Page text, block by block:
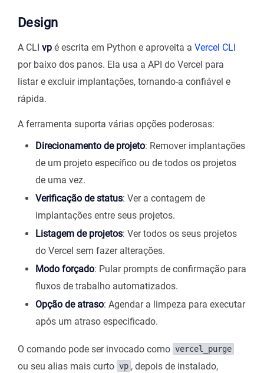
Design
A CLI vp é escrita em Python e aproveita a Vercel CLI
por baixo dos panos. Ela usa a API do Vercel para
listar e excluir implantações, tornando-a confiável e
rápida.
A ferramenta suporta várias opções poderosas:
Direcionamento de projeto: Remover implantações
de um projeto específico ou de todos os projetos
de uma vez.
Verificação de status: Ver a contagem de
implantações entre seus projetos.
Listagem de projetos: Ver todos os seus projetos
do Vercel sem fazer alterações.
Modo forçado: Pular prompts de confirmação para
fluxos de trabalho automatizados.
Opção de atraso: Agendar a limpeza para executar
após um atraso especificado.
O comando pode ser invocado como vercel_purge
ou seu alias mais curto vp , depois de instalado,